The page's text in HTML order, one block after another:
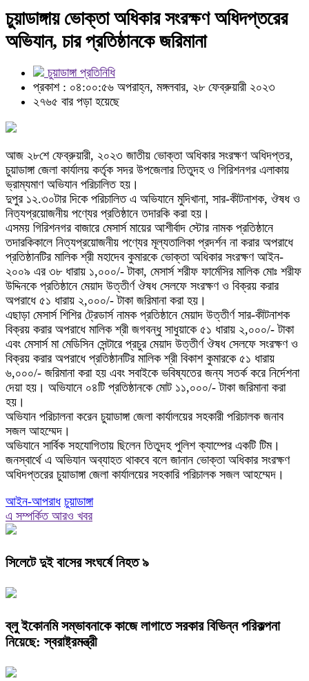
চুয়াডাঙ্গায় ভোক্তা অধিকার সংরক্ষণ অধিদপ্তরের
অভিযান, চার প্রতিষ্ঠানকে জরিমানা
চুয়াডাঙ্গা প্রতিনিধি
প্রকাশ : ০৪:০০:৫৬ অপরাহ্ন, মঙ্গলবার, ২৮ ফেব্রুয়ারী ২০২৩
২৭৬৫ বার পড়া হয়েছে
আজ ২৮শে ফেব্রুয়ারী, ২০২৩ জাতীয় ভোক্তা অধিকার সংরক্ষণ অধিদপ্তর,
চুয়াডাঙ্গা জেলা কার্যালয় কর্তৃক সদর উপজেলার তিতুদহ ও গিরিশনগর এলাকায়
ভ্রাম্যমাণ অভিযান পরিচালিত হয়।
দুপুর ১২.৩০টার দিকে পরিচালিত এ অভিযানে মুদিখানা, সার-কীটনাশক, ঔষধ ও
নিত্যপ্রয়োজনীয় পণ্যের প্রতিষ্ঠানে তদারকি করা হয়।
এসময় গিরিশনগর বাজারে মেসার্স মায়ের আশীর্বাদ স্টোর নামক প্রতিষ্ঠানে
তদারকিকালে নিত্যপ্রয়োজনীয় পণ্যের মূল্যতালিকা প্রদর্শন না করার অপরাধে
প্রতিষ্ঠানটির মালিক শ্রী মহাদেব কুমারকে ভোক্তা অধিকার সংরক্ষণ আইন-
২০০৯ এর ৩৮ ধারায় ১,০০০/- টাকা, মেসার্স শরীফ ফার্মেসির মালিক মোঃ শরীফ
উদ্দিনকে প্রতিষ্ঠানে মেয়াদ উত্তীর্ণ ঔষধ সেলফে সংরক্ষণ ও বিক্রয় করার
অপরাধে ৫১ ধারায় ২,০০০/- টাকা জরিমানা করা হয়।
এছাড়া মেসার্স শিশির ট্রেডার্স নামক প্রতিষ্ঠানে মেয়াদ উত্তীর্ণ সার-কীটনাশক
বিক্রয় করার অপরাধে মালিক শ্রী জগবন্ধু সাধুয়াকে ৫১ ধারায় ২,০০০/- টাকা
এবং মেসার্স মা মেডিসিন সেন্টারে প্রচুর মেয়াদ উত্তীর্ণ ঔষধ সেলফে সংরক্ষণ ও
বিক্রয় করার অপরাধে প্রতিষ্ঠানটির মালিক শ্রী বিকাশ কুমারকে ৫১ ধারায়
৬,০০০/- জরিমানা করা হয় এবং সবাইকে ভবিষ্যতের জন্য সতর্ক করে নির্দেশনা
দেয়া হয়। অভিযানে ০৪টি প্রতিষ্ঠানকে মোট ১১,০০০/- টাকা জরিমানা করা
হয়।
অভিযান পরিচালনা করেন চুয়াডাঙ্গা জেলা কার্যালয়ের সহকারী পরিচালক জনাব
সজল আহম্মেদ।
অভিযানে সার্বিক সহযোগিতায় ছিলেন তিতুদহ পুলিশ ক্যাম্পের একটি টিম।
জনস্বার্থে এ অভিযান অব্যাহত থাকবে বলে জানান ভোক্তা অধিকার সংরক্ষণ
অধিদপ্তরের চুয়াডাঙ্গা জেলা কার্যালয়ের সহকারি পরিচালক সজল আহম্মেদ।
আইন-আপরাধ চুয়াডাঙ্গা
এ সম্পর্কিত আরও খবর
সিলেটে দুই বাসের সংঘর্ষে নিহত ৯
ব্লু ইকোনমি সম্ভাবনাকে কাজে লাগাতে সরকার বিভিন্ন পরিকল্পনা
নিয়েছে: স্বরাষ্ট্রমন্ত্রী